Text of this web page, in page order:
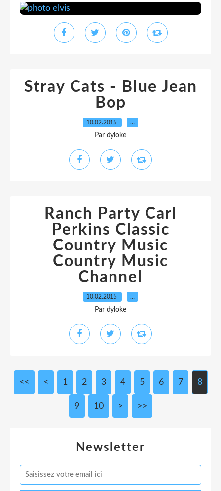
Stray Cats - Blue Jean
Bop
10.02.2015 …
Par dyloke
Ranch Party Carl
Perkins Classic
Country Music
Country Music
Channel
10.02.2015 …
Par dyloke
<< < 1 2 3 4 5 6 7 8
9 10 20
> >>
Newsletter